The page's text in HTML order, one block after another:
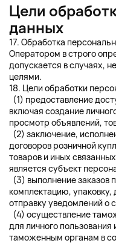
Цели
данных
17. Обработка
Оператором в строго
допускается в случаях,
целями.
18. Цели обработки
(1) предоставление
включая создание
просмотр объявлений,
(2) заключение,
договоров розничной
товаров и иных
является субъект
(3) выполнение заказов
комплектацию,
отправку уведомлений о
(4) осуществление
для личного
таможенным органам в